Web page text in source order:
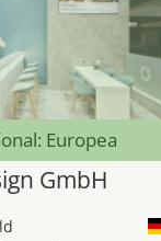
Europea
GmbH